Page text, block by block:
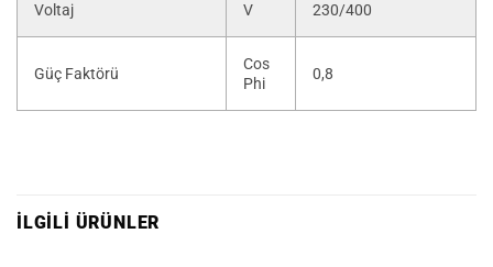
Voltaj V 230/400
Güç Faktörü
Cos
Phi
0,8
İLGILI ÜRÜNLER